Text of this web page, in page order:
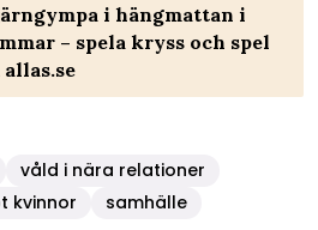
i hängmattan i
– spela kryss och spel
allas.se
våld i nära relationer
kvinnor
samhälle